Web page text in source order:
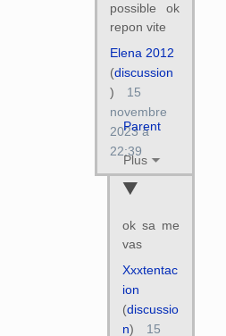
possible ok
repon vite
Parent
Plus
Elena 2012
(discussion
)
15
novembre
2023 à
22:39
ok sa me
vas
Xxxtentac
ion
(discussio
n) 15